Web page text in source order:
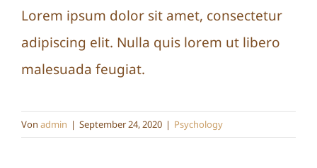
Lorem ipsum dolor sit amet, consectetur
adipiscing elit. Nulla quis lorem ut libero
malesuada feugiat.
Von admin | September 24, 2020 | Psychology